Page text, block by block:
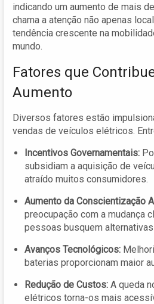
indicando um aumento de mais de
chama a atenção não apenas
tendência crescente na
mundo.
Fatores que
Aumento
Diversos fatores estão
vendas de veículos elétricos.
Incentivos Governamentais:
subsidiam a aquisição de
atraído muitos consumidores.
Aumento da Conscientização
preocupação com a mudança
pessoas busquem
Avanços Tecnológicos:
baterias proporcionam maior
Redução de Custos: A queda
elétricos torna-os mais